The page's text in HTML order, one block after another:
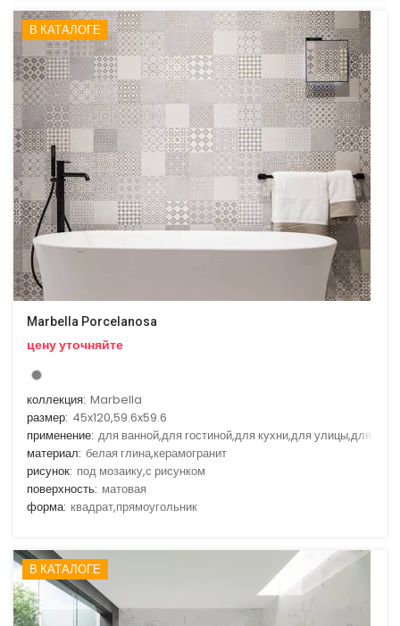
В КАТАЛОГЕ
Marbella Porcelanosa
цену уточняйте
коллекция: Marbella
размер: 45x120,59.6x59.6
применение: для ванной,для гостиной,для кухни,для улицы,для
материал: белая глина,керамогранит
рисунок: под мозаику,с рисунком
поверхность: матовая
форма: квадрат,прямоугольник
В КАТАЛОГЕ